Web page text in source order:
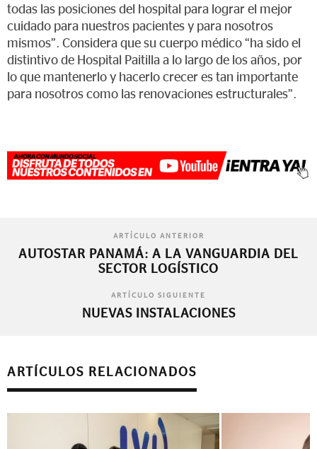
todas las posiciones del hospital para lograr el mejor
cuidado para nuestros pacientes y para nosotros
mismos”. Considera que su cuerpo médico “ha sido el
distintivo de Hospital Paitilla a lo largo de los años, por
lo que mantenerlo y hacerlo crecer es tan importante
para nosotros como las renovaciones estructurales”.
ARTÍCULO ANTERIOR
AUTOSTAR PANAMÁ: A LA VANGUARDIA DEL
SECTOR LOGÍSTICO
ARTÍCULO SIGUIENTE
NUEVAS INSTALACIONES
ARTÍCULOS RELACIONADOS